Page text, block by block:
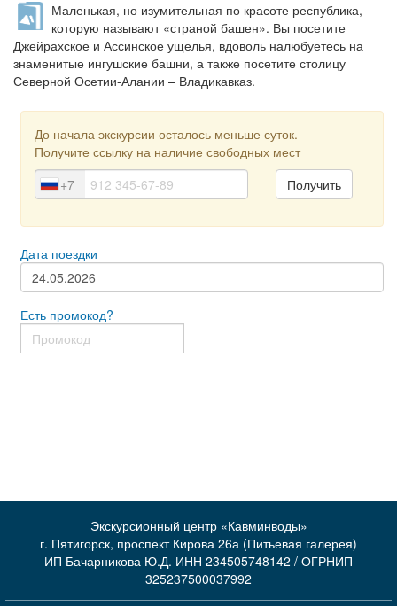
Маленькая, но изумительная по красоте республика,
которую называют «страной башен». Вы посетите
Джейрахское и Ассинское ущелья, вдоволь налюбуетесь на
знаменитые ингушские башни, а также посетите столицу
Северной Осетии-Алании – Владикавказ.
До начала экскурсии осталось меньше суток.
Получите ссылку на наличие свободных мест
+7
Дата поездки
Есть промокод?
Экскурсионный центр «Кавминводы»
г. Пятигорск, проспект Кирова 26а (Питьевая галерея)
ИП Бачарникова Ю.Д. ИНН 234505748142 / ОГРНИП
325237500037992